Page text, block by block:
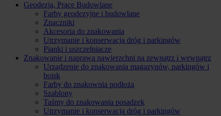
Geodezja, Prace Budowlane
Farby geodezyjne i budowlane
Znaczniki
Akcesoria do znakowania
Utrzymanie i konserwacja dróg i parkingów
Pianki i uszczelniacze
Znakowanie i naprawa nawierzchni na zewnątrz i wewnątrz
Urządzenie do znakowania magazynów, parkingów i
boisk
Farby do znakownia podłoża
Szablony
Taśmy do znakowania posadzek
Utrzymanie i konserwacja dróg i parkingów